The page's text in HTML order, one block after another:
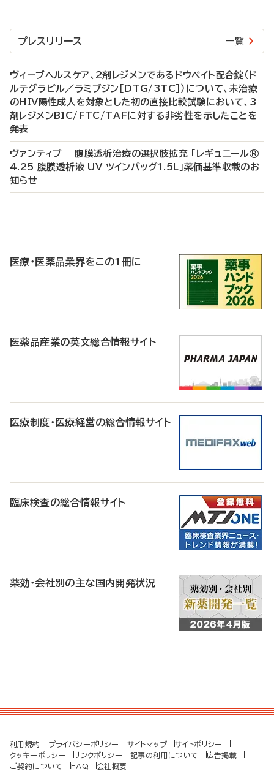
プレスリリース 一覧
ヴィーブヘルスケア、2剤レジメンであるドウベイト配合錠（ド
ルテグラビル／ラミブジン［DTG/3TC］）について、未治療
のHIV陽性成人を対象とした初の直接比較試験において、3
剤レジメンBIC/FTC/TAFに対する非劣性を示したことを
発表
ヴァンティブ 腹膜透析治療の選択肢拡充 「レギュニール®
4.25 腹膜透析液 UV ツインバッグ1.5L」薬価基準収載のお
知らせ
医療・医薬品業界をこの1冊に
医薬品産業の英文総合情報サイト
医療制度・医療経営の総合情報サイト
臨床検査の総合情報サイト
薬効・会社別の主な国内開発状況
利用規約 プライバシーポリシー サイトマップ
サイトポリシー
クッキーポリシー
リンクポリシー 記事の利用について
広告掲載
ご契約について
FAQ 会社概要